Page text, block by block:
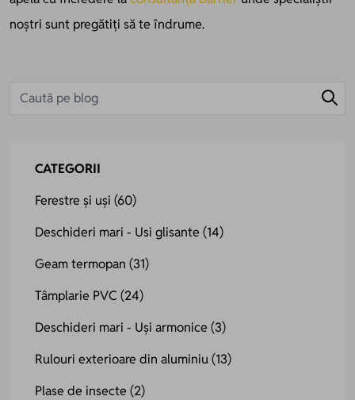
noștri sunt pregătiți să te îndrume.
CATEGORII
Ferestre și uși (60)
Deschideri mari - Usi glisante (14)
Geam termopan (31)
Tâmplarie PVC (24)
Deschideri mari - Uși armonice (3)
Rulouri exterioare din aluminiu(13)
Plase de insecte (2)